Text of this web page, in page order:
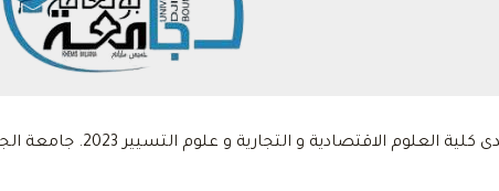
و التجارية و علوم التسيير 2023. جامعة الجيلالي بونعامة خميس مليانة